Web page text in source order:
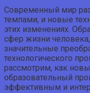
Современный мир
темпами, и новые
этих изменениях.
сфер жизни
значительные
технологического
рассмотрим, как
образовательный
эффективным и